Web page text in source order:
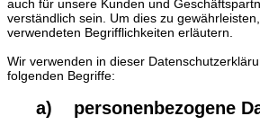
auch für unsere Kunden und
verständlich sein. Um dies zu
verwendeten Begrifflichkeiten erläutern.
Wir verwenden in dieser
folgenden Begriffe:
a) personenbezogene